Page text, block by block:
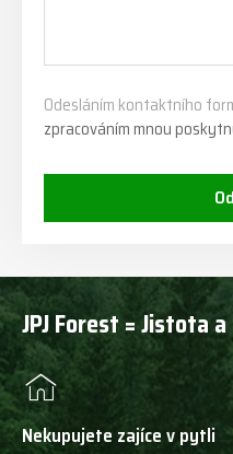
Odesláním kontaktního
zpracováním mnou
JPJ Forest = Jistota
Nekupujete zajíce v pytli